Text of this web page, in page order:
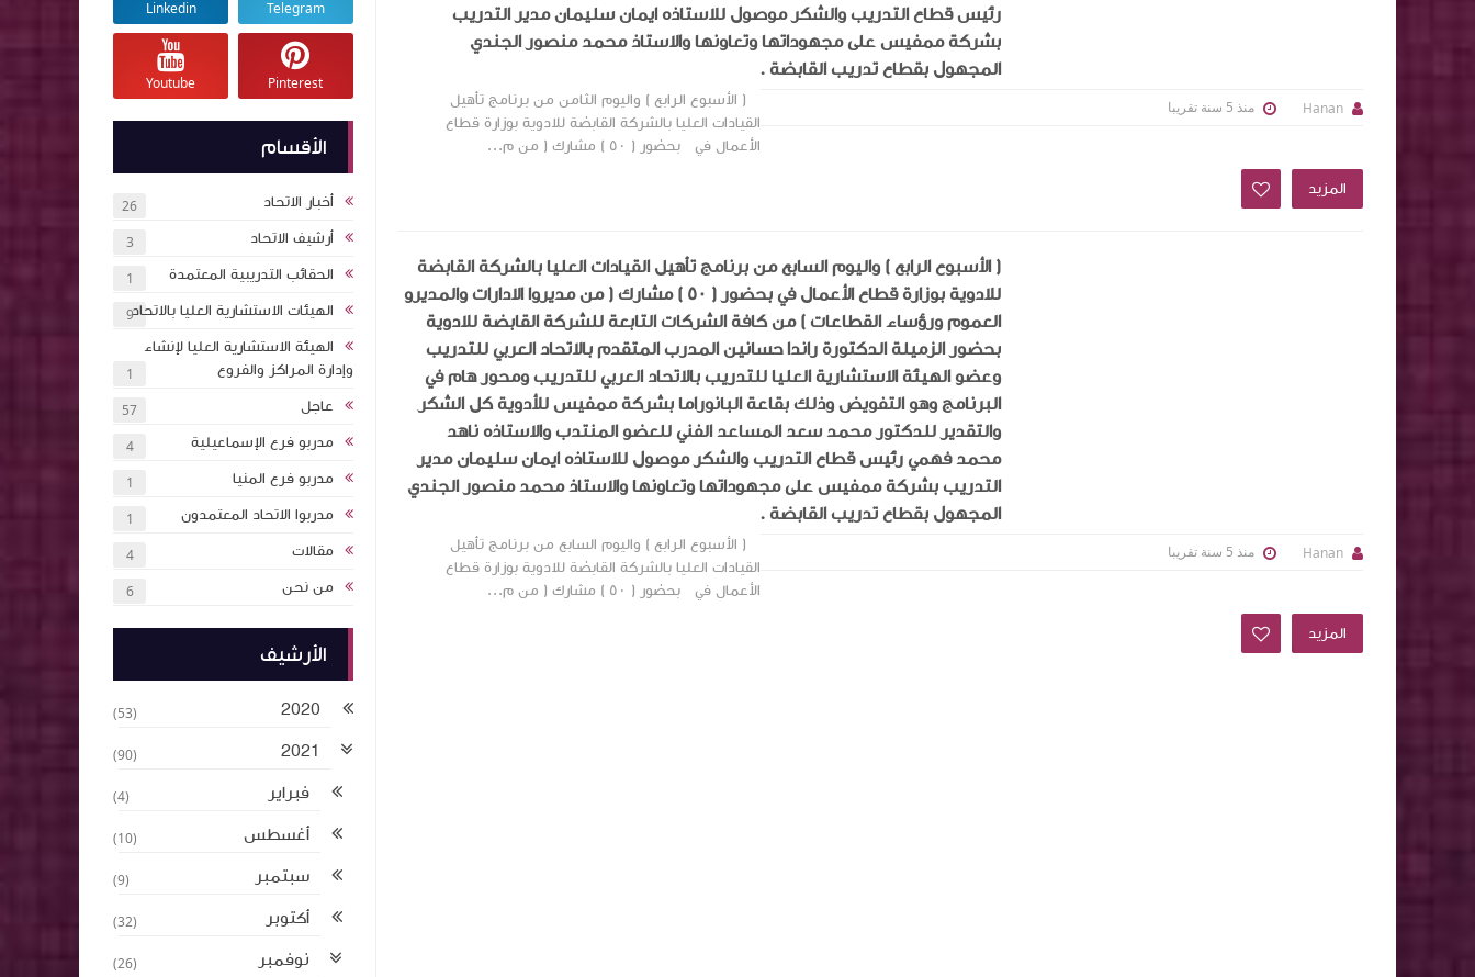
رئيس قطاع التدريب والشكر موصول للاستاذه ايمان سليمان مدير التدريب
بشركة ممفيس على مجهوداتها وتعاونها والاستاذ محمد منصور الجندي
المجهول بقطاع تدريب القابضة .
Hanan منذ 5 سنة تقريبا
( الأسبوع الرابع ) واليوم الثامن من برنامج تأهيل
القيادات العليا بالشركة القابضة للادوية بوزارة قطاع
الأعمال في بحضور ( ٥٠ ) مشارك ( من م...
المزيد
( الأسبوع الرابع ) واليوم السابع من برنامج تأهيل القيادات العليا بالشركة القابضة
للادوية بوزارة قطاع الأعمال في بحضور ( ٥٠ ) مشارك ( من مديروا الادارات والمديرو
العموم ورؤساء القطاعات ) من كافة الشركات التابعة للشركة القابضة للادوية
بحضور الزميلة الدكتورة راندا حسانين المدرب المتقدم بالاتحاد العربي للتدريب
وعضو الهيئة الاستشارية العليا للتدريب بالاتحاد العربي للتدريب ومحور هام في
البرنامج وهو التفويض وذلك بقاعة البانوراما بشركة ممفيس للأدوية كل الشكر
والتقدير للدكتور محمد سعد المساعد الفني للعضو المنتدب والاستاذه ناهد
محمد فهمي رئيس قطاع التدريب والشكر موصول للاستاذه ايمان سليمان مدير
التدريب بشركة ممفيس على مجهوداتها وتعاونها والاستاذ محمد منصور الجندي
المجهول بقطاع تدريب القابضة .
Hanan منذ 5 سنة تقريبا
( الأسبوع الرابع ) واليوم السابع من برنامج تأهيل
القيادات العليا بالشركة القابضة للادوية بوزارة قطاع
الأعمال في بحضور ( ٥٠ ) مشارك ( من م...
المزيد
Telegram
Linkedin
Pinterest
Youtube
الأقسام
أخبار الاتحاد 26
أرشيف الاتحاد 3
الحقائب التدريبية المعتمدة 1
الهيئات الاستشارية العليا بالاتحاد9
الهيئة الاستشارية العليا لإنشاء
وإدارة المراكز والفروع
1
عاجل 57
مدربو فرع الإسماعيلية 4
مدربو فرع المنيا 1
مدربوا الاتحاد المعتمدون 1
مقالات 4
من نحن 6
الأرشيف
2020
(53)
2021
(90)
فبراير (4)
أغسطس (10)
سبتمبر (9)
أكتوبر (32)
نوفمبر
(26)